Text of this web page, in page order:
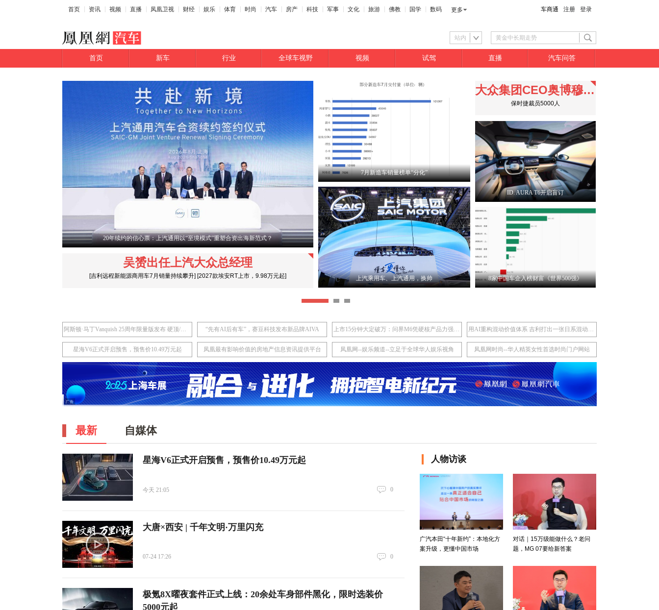
首页 资讯 视频 直播 凤凰卫视 财经 娱乐 体育 时尚 汽车 房产 科技 军事 文化 旅游 佛教 国学 数码 更多 注册 登录
车商通
站内
首页 新车 行业 全球车视野 视频 试驾 直播 汽车问答
20年续约的信心票：上汽通用以“至境模式”重塑合资出海新范式？
吴赟出任上汽大众总经理
[吉利远程新能源商用车7月销量持续攀升] [2027款埃安RT上市，9.98万元起]
7月新造车销量榜单“分化”
上汽乘用车、上汽通用，换帅
大众集团CEO奥博穆就公平竞争表态
保时捷裁员5000人
ID. AURA T6开启盲订
8家中国车企入榜财富《世界500强》
阿斯顿·马丁Vanquish 25周年限量版发布 硬顶/敞篷版共计限量50台 “先有AI后有车”，赛豆科技发布新品牌AIVA 上市15分钟大定破万：问界M6凭硬核产品力强势入局25万级SUV市场 用AI重构混动价值体系 吉利打出一张日系混动接不住的牌
星海V6正式开启预售，预售价10.49万元起 凤凰最有影响价值的房地产信息资讯提供平台 凤凰网--娱乐频道--立足于全球华人娱乐视角 凤凰网时尚--华人精英女性首选时尚门户网站
最新 自媒体
星海V6正式开启预售，预售价10.49万元起
今天 21:05 0
大唐×西安 | 千年文明·万里闪充
07-24 17:26 0
极氪8X曜夜套件正式上线：20余处车身部件黑化，限时选装价
5000元起
人物访谈
广汽本田“十年新约”：本地化方
案升级，更懂中国市场
对话｜15万级能做什么？老问
题，MG 07要给新答案